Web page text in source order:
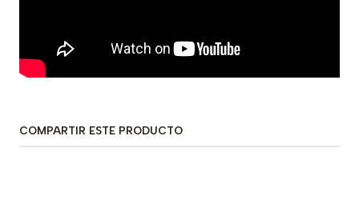
COMPARTIR ESTE PRODUCTO